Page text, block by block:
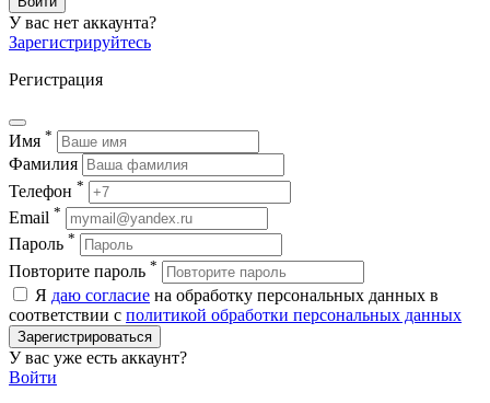
У вас нет аккаунта?
Зарегистрируйтесь
Регистрация
Имя *
Фамилия
Телефон *
Email *
Пароль *
Повторите пароль *
Я даю согласие на обработку персональных данных в
соответствии с политикой обработки персональных данных
Зарегистрироваться
У вас уже есть аккаунт?
Войти